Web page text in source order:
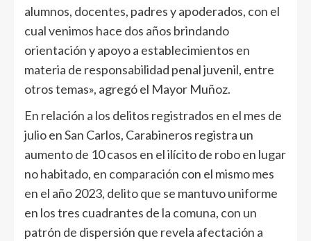
alumnos, docentes, padres y apoderados, con el
cual venimos hace dos años brindando
orientación y apoyo a establecimientos en
materia de responsabilidad penal juvenil, entre
otros temas», agregó el Mayor Muñoz.
En relación a los delitos registrados en el mes de
julio en San Carlos, Carabineros registra un
aumento de 10 casos en el ilícito de robo en lugar
no habitado, en comparación con el mismo mes
en el año 2023, delito que se mantuvo uniforme
en los tres cuadrantes de la comuna, con un
patrón de dispersión que revela afectación a